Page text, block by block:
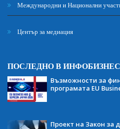
Международни и Национални
Център за медиация
ПОСЛЕДНО В ИНФОБИЗНЕС
Възможности за
програмата EU
Проект на Закон за